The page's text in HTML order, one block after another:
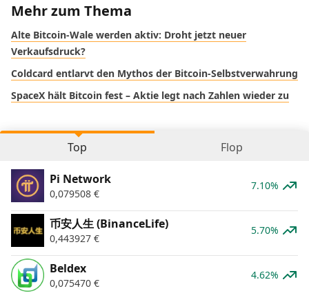
Mehr zum Thema
Alte Bitcoin-Wale werden aktiv: Droht jetzt neuer
Verkaufsdruck?
Coldcard entlarvt den Mythos der Bitcoin-Selbstverwahrung
SpaceX hält Bitcoin fest – Aktie legt nach Zahlen wieder zu
Top Flop
Pi Network
0,079508 €
7.10%
币安人生 (BinanceLife)
0,443927 €
5.70%
Beldex
0,075470 €
4.62%